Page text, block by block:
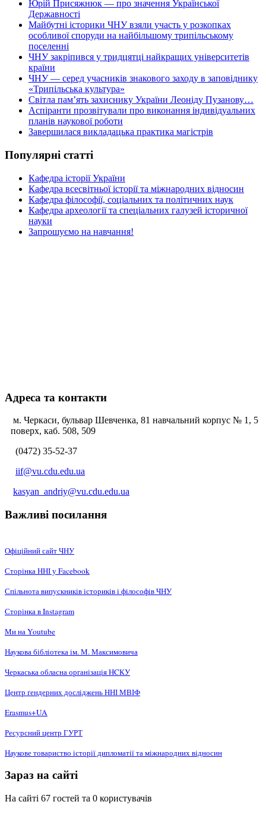
Юрій Присяжнюк — про значення Української
Державності
Майбутні історики ЧНУ взяли участь у розкопках
особливої споруди на найбільшому трипільському
поселенні
ЧНУ закріпився у тридцятці найкращих університетів
країни
ЧНУ — серед учасників знакового заходу в заповіднику
«Трипільська культура»
Світла пам’ять захиснику України Леоніду Пузанову…
Аспіранти прозвітували про виконання індивідуальних
планів наукової роботи
Завершилася викладацька практика магістрів
Популярні статті
Кафедра історії України
Кафедра всесвітньої історії та міжнародних відносин
Кафедра філософії, соціальних та політичних наук
Кафедра археології та спеціальних галузей історичної
науки
Запрошуємо на навчання!
Адреса та контакти
м. Черкаси, бульвар Шевченка, 81 навчальний корпус № 1, 5
поверх, каб. 508, 509
(0472) 35-52-37
iif@vu.cdu.edu.ua
kasyan_andriy@vu.cdu.edu.ua
Важливі посилання
Офіційний сайт ЧНУ
Сторінка ННІ у Facebook
Спільнота випускників істориків і філософів ЧНУ
Сторінка в Instagram
Ми на Youtube
Наукова бібліотека ім. М. Максимовича
Черкаська обласна організація НCКУ
Центр ґендерних досліджень ННІ МВІФ
Erasmus+UA
Ресурсний центр ГУРТ
Наукове товариство історії дипломатії та міжнародних відносин
Зараз на сайті
На сайті 67 гостей та 0 користувачів